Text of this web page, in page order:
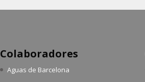
Colaboradores
Aguas de Barcelona